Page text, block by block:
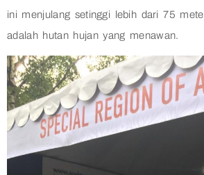
ini menjulang setinggi lebih dari 75
adalah hutan hujan yang menawan.